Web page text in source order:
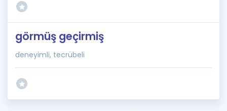
görmüş geçirmiş
deneyimli, tecrübeli